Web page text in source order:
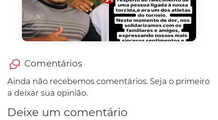
Comentários
Ainda não recebemos comentários. Seja o primeiro
a deixar sua opinião.
Deixe um comentário